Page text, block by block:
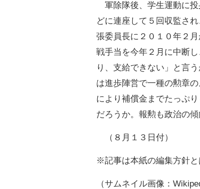
軍除隊後、学生運動に投
どに連座して５回収監さ
張委員長に２０１０年２
戦手当を今年２月に中断
り、支給できない」と言
は進歩陣営で一種の勲章
により補償金までたっぷ
だろうか。報勲も政治の
（８月１３日付）
※記事は本紙の編集方針と
（サムネイル画像：